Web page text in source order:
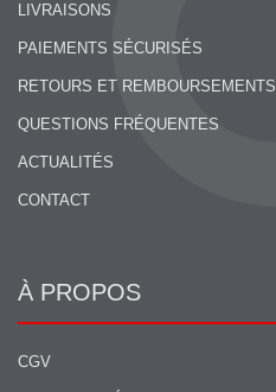
LIVRAISONS
PAIEMENTS SÉCURISÉS
RETOURS ET REMBOURSEMENTS
QUESTIONS FRÉQUENTES
ACTUALITÉS
CONTACT
À PROPOS
CGV